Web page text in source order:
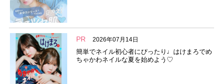
PR 2026年07月14日
簡単でネイル初心者にぴったり♩はけまろでめ
ちゃかわネイルな夏を始めよう♡